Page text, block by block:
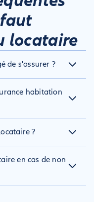
locataire
de s'assurer ?
la garantie risques
le dégât des
habitation
le propriétaire non
?
: dégât des eaux,
en cas de non